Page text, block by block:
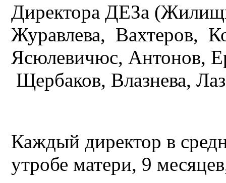
Директора ДЕЗа
Журавлева, Вахтеров,
Ясюлевичюс, Антонов,
Щербаков, Влазнева,
Каждый директор в
утробе матери, 9